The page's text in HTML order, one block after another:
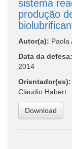
sistema
produção
Autor(a): Paola
Data da defesa:
2014
Orientador(es):
Claudio Habert
Download